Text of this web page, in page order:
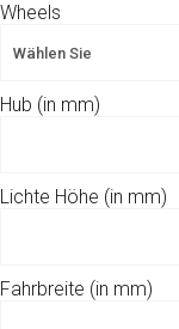
Wheels
Hub (in mm)
Lichte Höhe (in mm)
Fahrbreite (in mm)